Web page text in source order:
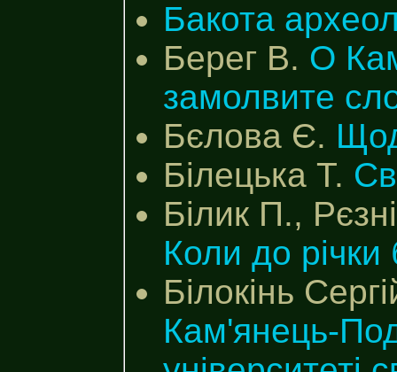
Бакота
Берег В. О
замолвите
Бєлова Є.
Білецька Т.
Білик П.,
Коли до річки
Білокінь
Кам'янець-